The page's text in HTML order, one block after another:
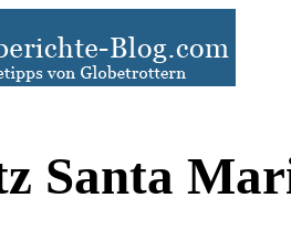
Santa